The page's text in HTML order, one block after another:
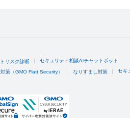
リスク診断 セキュリティ相談AIチャットボット
策（GMO Flatt Security） なりすまし対策 セキ